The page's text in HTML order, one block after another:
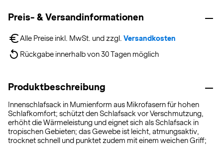
Preis- & Versandinformationen
Alle Preise inkl. MwSt. und zzgl. Versandkosten
Rückgabe innerhalb von 30 Tagen möglich
Produktbeschreibung
Innenschlafsack in Mumienform aus Mikrofasern für hohen
Schlafkomfort; schützt den Schlafsack vor Verschmutzung,
erhöht die Wärmeleistung und eignet sich als Schlafsack in
tropischen Gebieten; das Gewebe ist leicht, atmungsaktiv,
trocknet schnell und punktet zudem mit einem weichen Griff;